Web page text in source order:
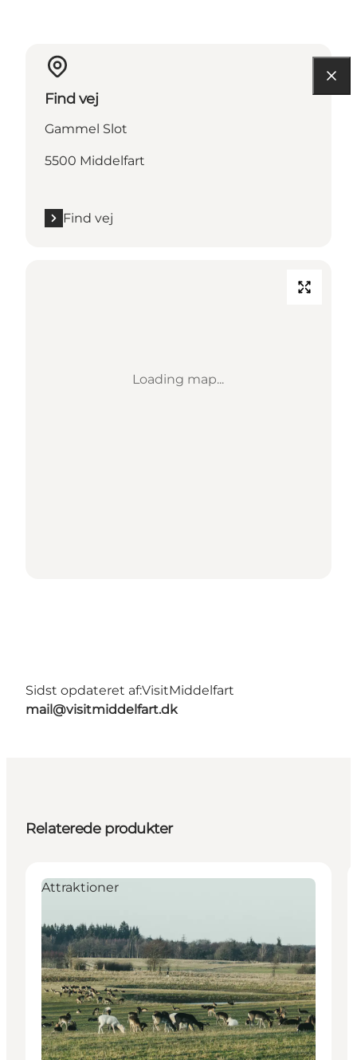
Find vej
Gammel Slot
5500 Middelfart
Find vej
Loading map...
Sidst opdateret af:VisitMiddelfart
mail@visitmiddelfart.dk
Relaterede produkter
Attraktioner